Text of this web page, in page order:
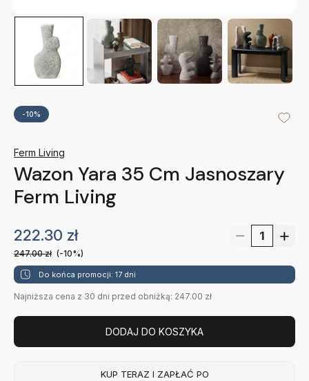
-10%
Ferm Living
Wazon Yara 35 Cm Jasnoszary
Ferm Living
222.30 zł
247.00zł (-10%)
Do końca promocji: 17 dni
Najniższa cena z 30 dni przed obniżką: 247.00 zł
DODAJ DO KOSZYKA
KUP TERAZ I ZAPŁAĆ PO